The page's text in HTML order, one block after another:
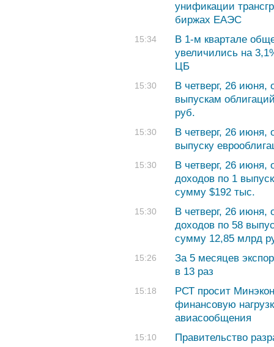
унификации
биржах ЕАЭС
15:34
В 1-м квартале
увеличились на
ЦБ
15:30
В четверг, 26 июня,
выпускам
руб.
15:30
В четверг, 26 июня,
выпуску
15:30
В четверг, 26
доходов по 1
сумму $192 тыс.
15:30
В четверг, 26
доходов по 58
сумму 12,85 млрд
15:26
За 5 месяцев
в 13 раз
15:18
РСТ просит
финансовую
авиасообщения
15:10
Правительство